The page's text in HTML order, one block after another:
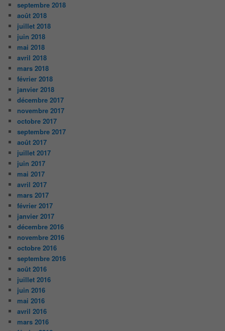
septembre 2018
août 2018
juillet 2018
juin 2018
mai 2018
avril 2018
mars 2018
février 2018
janvier 2018
décembre 2017
novembre 2017
octobre 2017
septembre 2017
août 2017
juillet 2017
juin 2017
mai 2017
avril 2017
mars 2017
février 2017
janvier 2017
décembre 2016
novembre 2016
octobre 2016
septembre 2016
août 2016
juillet 2016
juin 2016
mai 2016
avril 2016
mars 2016